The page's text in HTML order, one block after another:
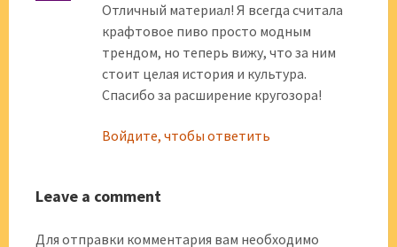
Отличный материал! Я всегда считала
крафтовое пиво просто модным
трендом, но теперь вижу, что за ним
стоит целая история и культура.
Спасибо за расширение кругозора!
Войдите, чтобы ответить
Leave a comment
Для отправки комментария вам необходимо